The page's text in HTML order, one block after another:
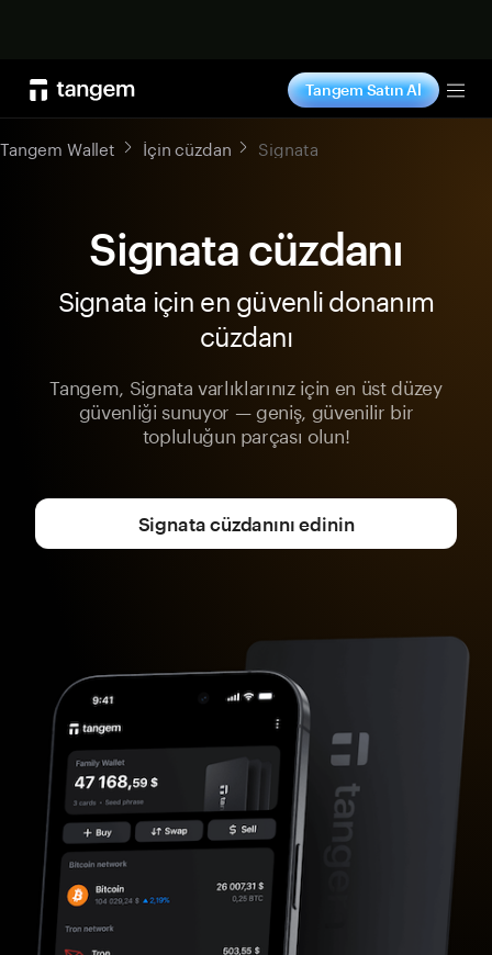
Tangem Satın Al
Tangem Wallet İçin cüzdan Signata
Signata cüzdanı
Signata için en güvenli donanım
cüzdanı
Tangem, Signata varlıklarınız için en üst düzey
güvenliği sunuyor — geniş, güvenilir bir
topluluğun parçası olun!
Signata cüzdanını edinin